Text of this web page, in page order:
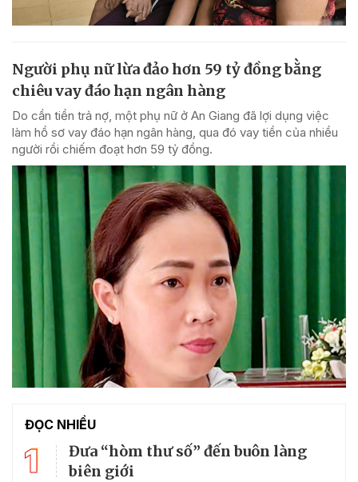
Người phụ nữ lừa đảo hơn 59 tỷ đồng bằng
chiêu vay đáo hạn ngân hàng
Do cần tiền trả nợ, một phụ nữ ở An Giang đã lợi dụng việc
làm hồ sơ vay đáo hạn ngân hàng, qua đó vay tiền của nhiều
người rồi chiếm đoạt hơn 59 tỷ đồng.
ĐỌC NHIỀU
1
Đưa “hòm thư số” đến buôn làng
biên giới